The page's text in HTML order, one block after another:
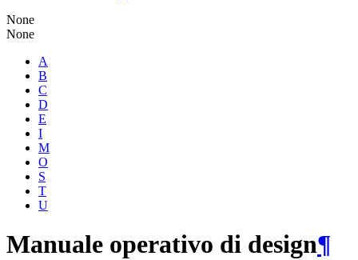
None
None
A
B
C
D
E
I
M
O
S
T
U
Manuale operativo di design¶